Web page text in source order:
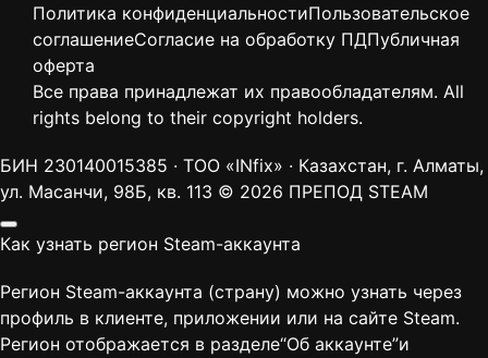
Политика конфиденциальностиПользовательское
соглашениеСогласие на обработку ПДПубличная
оферта
Все права принадлежат их правообладателям. All
rights belong to their copyright holders.
БИН 230140015385 · ТОО «INfix» · Казахстан, г. Алматы,
ул. Масанчи, 98Б, кв. 113 © 2026 ПРЕПОД STEAM
Как узнать регион Steam-аккаунта
Регион Steam-аккаунта (страну) можно узнать через
профиль в клиенте, приложении или на сайте Steam.
Регион отображается в разделе“Об аккаунте”и